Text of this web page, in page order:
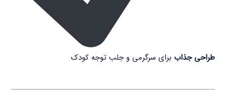
طراحی جذاب برای سرگرمی و جلب توجه کودک